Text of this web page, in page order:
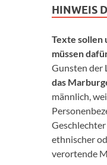
HINWEIS
Texte sollen
müssen
Gunsten der
das
männlich,
ethnischer
verortende